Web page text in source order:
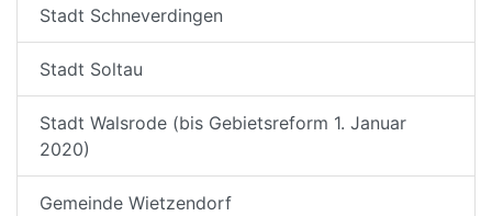
Stadt Schneverdingen
Stadt Soltau
Stadt Walsrode (bis Gebietsreform 1. Januar
2020)
Gemeinde Wietzendorf